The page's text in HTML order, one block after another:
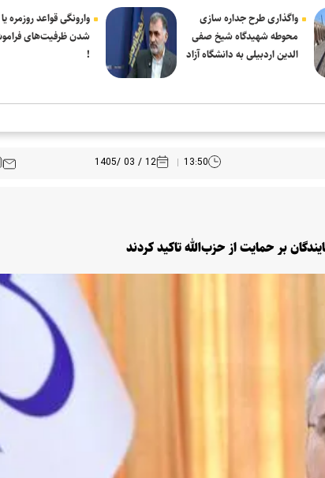
واگذاری طرح جداره سازی
محوطه شهیدگاه شیخ صفی
الدین اردبیلی به دانشگاه آزاد
وارونگی قواعد روزمره
شدن ظرفیت‌های
!
13:50
12 / 03 /1405
بر حمایت از حزب‌الله تاکید کردند